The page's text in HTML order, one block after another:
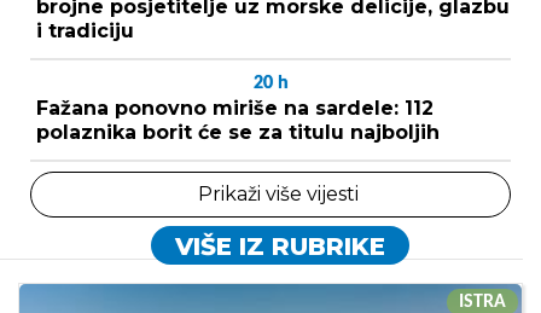
brojne posjetitelje uz morske delicije, glazbu
i tradiciju
20 h
Fažana ponovno miriše na sardele: 112
polaznika borit će se za titulu najboljih
Prikaži više vijesti
VIŠE IZ RUBRIKE
ISTRA